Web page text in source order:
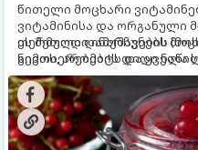
წითელი მოცხარი
ვიტამინისა და ორგანული
თერმული დამუშავების
ნივთიერებების დიდი
კენკრის ზამთრისთვის
„ცოცხალი ჯემის“
ეს მეთოდი ინარჩუნებს
გემოს, არომატს და ყველა